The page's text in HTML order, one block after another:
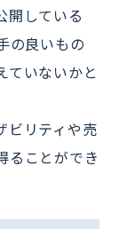
開している
の良いもの
ていないかと
ビリティや売
ることができ